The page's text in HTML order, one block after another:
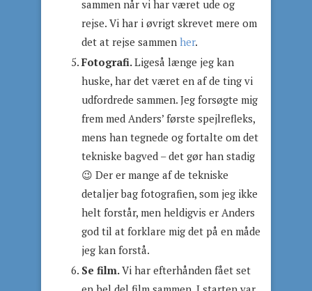
sammen når vi har været ude og
rejse. Vi har i øvrigt skrevet mere om
det at rejse sammen her.
Fotografi.Ligeså længe jeg kan
huske, har det været en af de ting vi
udfordrede sammen. Jeg forsøgte mig
frem med Anders’ første spejlrefleks,
mens han tegnede og fortalte om det
tekniske bagved – det gør han stadig
😉 Der er mange af de tekniske
detaljer bag fotografien, som jeg ikke
helt forstår, men heldigvis er Anders
god til at forklare mig det på en måde
jeg kan forstå.
Se film.Vi har efterhånden fået set